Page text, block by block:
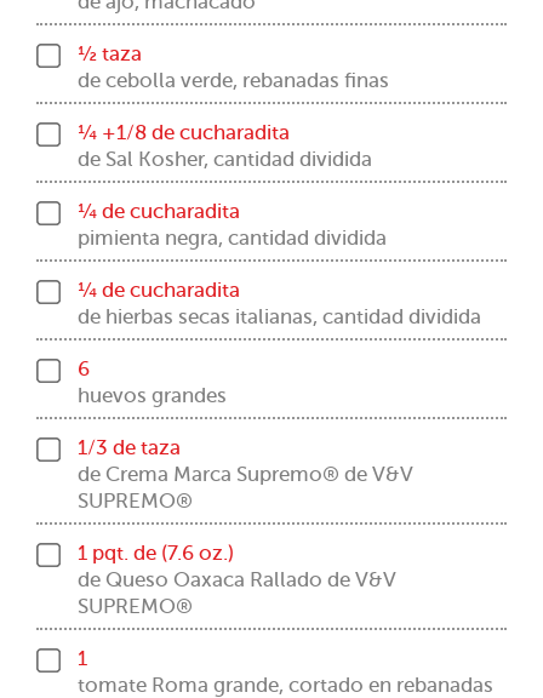
½ taza
de cebolla verde, rebanadas finas
¼ +1/8 de cucharadita
de Sal Kosher, cantidad dividida
¼ de cucharadita
pimienta negra, cantidad dividida
¼ de cucharadita
de hierbas secas italianas, cantidad dividida
6
huevos grandes
1/3 de taza
de Crema Marca Supremo® de V&V
SUPREMO®
1 pqt. de (7.6 oz.)
de Queso Oaxaca Rallado de V&V
SUPREMO®
1
tomate Roma grande, cortado en rebanadas